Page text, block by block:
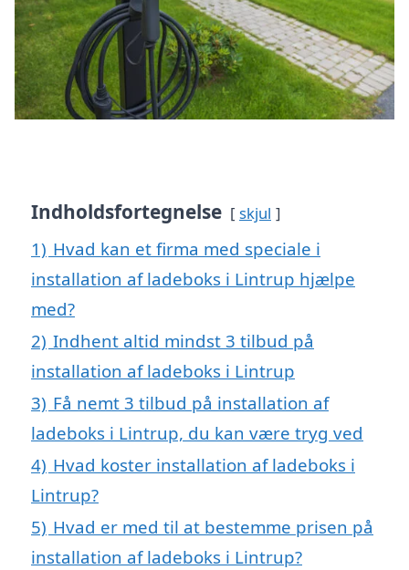
Indholdsfortegnelse skjul
1) Hvad kan et firma med speciale i
installation af ladeboks i Lintrup hjælpe
med?
2) Indhent altid mindst 3 tilbud på
installation af ladeboks i Lintrup
3) Få nemt 3 tilbud på installation af
ladeboks i Lintrup, du kan være tryg ved
4) Hvad koster installation af ladeboks i
Lintrup?
5) Hvad er med til at bestemme prisen på
installation af ladeboks i Lintrup?